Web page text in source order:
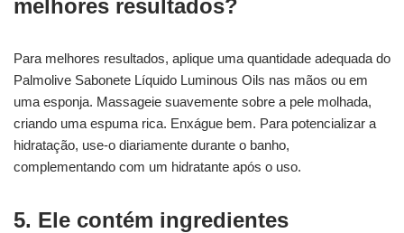
melhores resultados?
Para melhores resultados, aplique uma quantidade adequada do
Palmolive Sabonete Líquido Luminous Oils nas mãos ou em
uma esponja. Massageie suavemente sobre a pele molhada,
criando uma espuma rica. Enxágue bem. Para potencializar a
hidratação, use-o diariamente durante o banho,
complementando com um hidratante após o uso.
5. Ele contém ingredientes